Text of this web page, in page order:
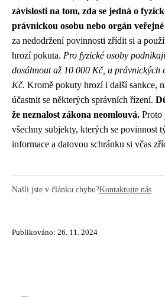
závislosti na tom, zda se jedná o
právnickou osobu nebo orgán
za nedodržení povinnosti zřídit si a
hrozí pokuta. Pro fyzické osoby
dosáhnout až 10 000 Kč, u právnických
Kč. Kromě pokuty hrozí i další sankce,
účastnit se některých správních řízení.
že neznalost zákona neomlouvá. Proto
všechny subjekty, kterých se povinnost
informace a datovou schránku si včas
Našli jste v článku chybu?Kontaktujte nás
Publikováno: 26. 11. 2024